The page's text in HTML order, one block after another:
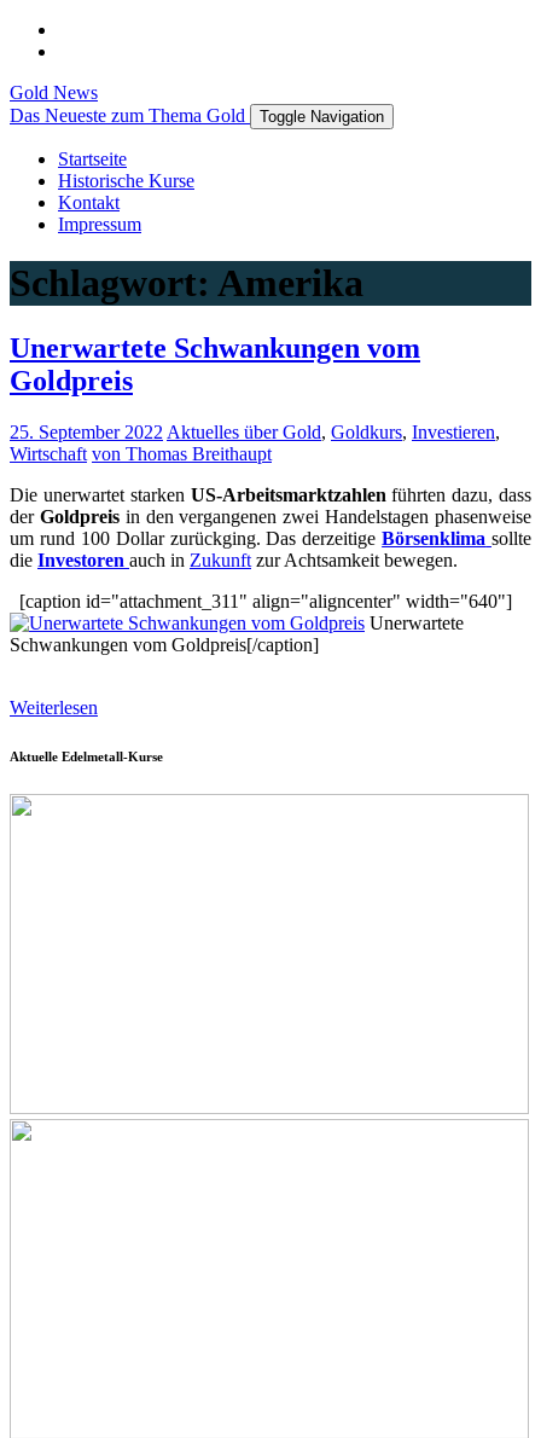
Gold News
Das Neueste zum Thema Gold
Toggle Navigation
Startseite
Historische Kurse
Kontakt
Impressum
Schlagwort: Amerika
Unerwartete Schwankungen vom
Goldpreis
25. September 2022 Aktuelles über Gold, Goldkurs, Investieren,
Wirtschaft von Thomas Breithaupt
Die unerwartet starken US-Arbeitsmarktzahlen führten dazu, dass
der Goldpreisin den vergangenen zwei Handelstagen phasenweise
um rund 100 Dollar zurückging. Das derzeitigeBörsenklima sollte
die Investoren auch in Zukunft zur Achtsamkeit bewegen.
[caption id="attachment_311" align="aligncenter" width="640"]
Unerwartete
Schwankungen vom Goldpreis[/caption]
Weiterlesen
Aktuelle Edelmetall-Kurse